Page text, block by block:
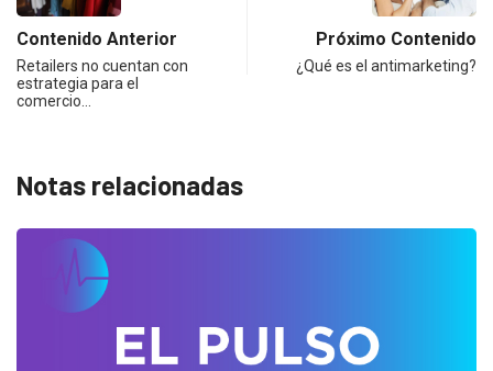
Contenido Anterior
Retailers no cuentan con
estrategia para el
comercio…
Próximo Contenido
¿Qué es el antimarketing?
Notas relacionadas